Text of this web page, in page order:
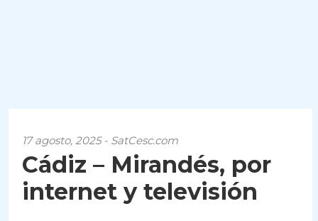
17 agosto, 2025 - SatCesc.com
Cádiz – Mirandés, por
internet y televisión